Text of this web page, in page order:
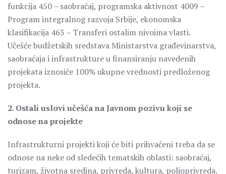
funkcija 450 – saobraćaj, programska aktivnost 4009 –
Program integralnog razvoja Srbije, ekonomska
klasifikacija 463 – Transferi ostalim nivoima vlasti.
Učešće budžetskih sredstava Ministarstva građevinarstva,
saobraćaja i infrastrukture u finansiranju navedenih
projekata iznosiće 100% ukupne vrednosti predloženog
projekta.
2. Ostali uslovi učešća na Javnom pozivu koji se
odnose na projekte
Infrastrukturni projekti koji će biti prihvaćeni treba da se
odnose na neke od sledećih tematskih oblasti: saobraćaj,
turizam, životna sredina, privreda, kultura, poljoprivreda.